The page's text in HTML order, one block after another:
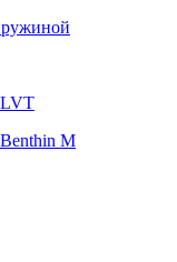
LVT
M